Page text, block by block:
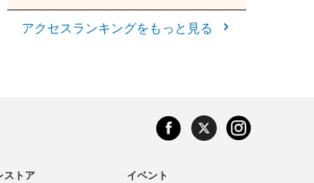
アクセスランキングをもっと見る
ストア イベント